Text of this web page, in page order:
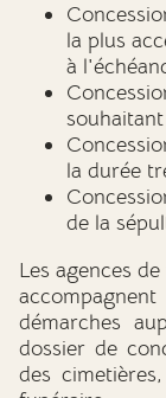
la plus
à
la durée
de la
Les agences
démarches
dossier de
des